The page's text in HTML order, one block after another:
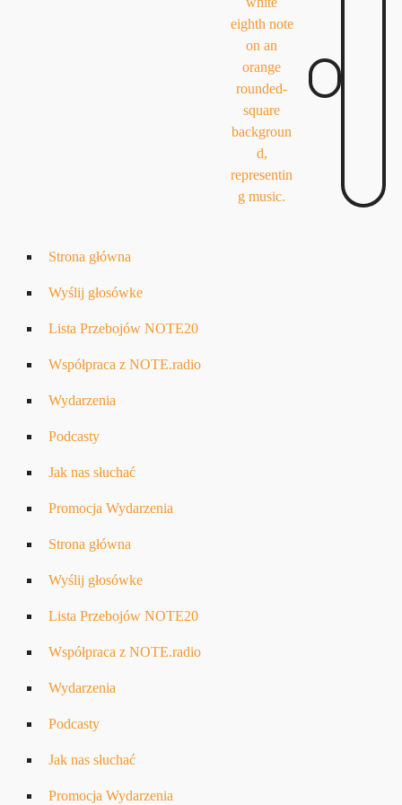
Strona główna
Wyślij głosówke
Lista Przebojów NOTE20
Współpraca z NOTE.radio
Wydarzenia
Podcasty
Jak nas słuchać
Promocja Wydarzenia
Strona główna
Wyślij głosówke
Lista Przebojów NOTE20
Współpraca z NOTE.radio
Wydarzenia
Podcasty
Jak nas słuchać
Promocja Wydarzenia